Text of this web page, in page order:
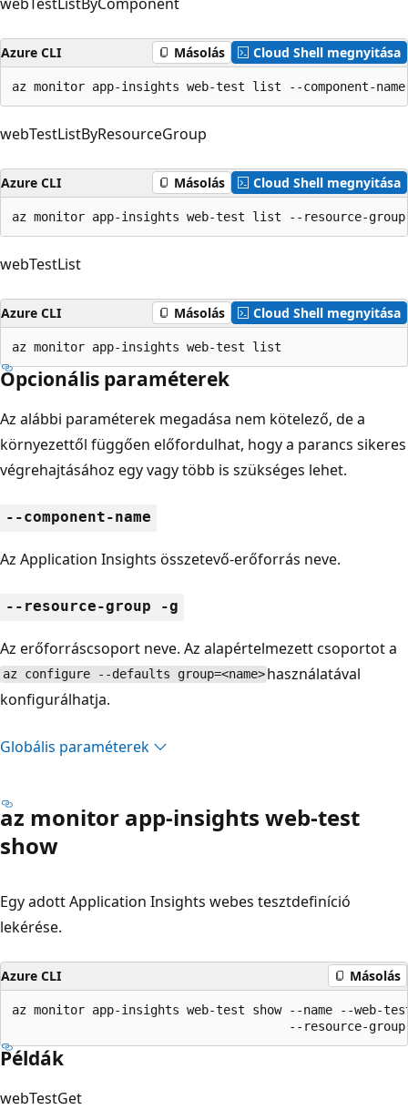
Azure CLI Másolás Cloud Shell megnyitása
az monitor app-insights web-test list --component-
webTestListByResourceGroup
Azure CLI Másolás Cloud Shell megnyitása
az monitor app-insights web-test list --resource-group
webTestList
Azure CLI Másolás Cloud Shell megnyitása
az monitor app-insights web-test list
Opcionális paraméterek
Az alábbi paraméterek megadása nem kötelező, de a
környezettől függően előfordulhat, hogy a parancs sikeres
végrehajtásához egy vagy több is szükséges lehet.
--component-name
Az Application Insights összetevő-erőforrás neve.
--resource-group -g
Az erőforráscsoport neve. Az alapértelmezett csoportot a
az configure --defaults group=<name> használatával
konfigurálhatja.
Globális paraméterek
az monitor app-insights web-test
show
Egy adott Application Insights webes tesztdefiníció
lekérése.
Azure CLI Másolás
az monitor app-insights web-test show --name --web-
                                      --resource-group
Példák
webTestGet